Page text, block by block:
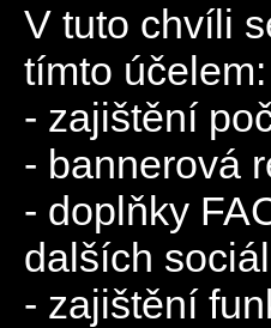
V tuto chvíli
tímto účelem:
- zajištění
- bannerová
- doplňky
dalších
- zajištění